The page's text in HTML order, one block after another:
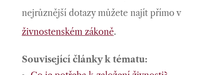
nejrůznější dotazy můžete najít přímo v
živnostenském zákoně.
Související články k tématu: